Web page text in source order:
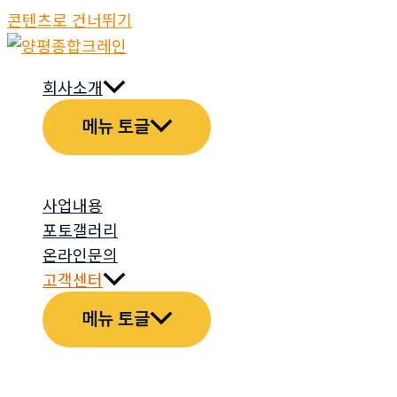
콘텐츠로 건너뛰기
회사소개
메뉴 토글
사업내용
포토갤러리
온라인문의
고객센터
메뉴 토글